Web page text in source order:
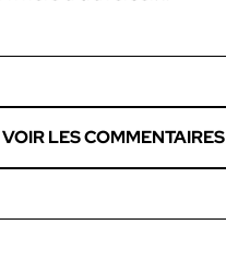
VOIR LES COMMENTAIRES